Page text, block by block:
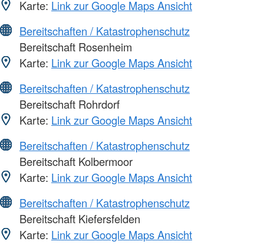
Karte: Link zur Google Maps Ansicht
Bereitschaften / Katastrophenschutz
Bereitschaft Rosenheim
Karte: Link zur Google Maps Ansicht
Bereitschaften / Katastrophenschutz
Bereitschaft Rohrdorf
Karte: Link zur Google Maps Ansicht
Bereitschaften / Katastrophenschutz
Bereitschaft Kolbermoor
Karte: Link zur Google Maps Ansicht
Bereitschaften / Katastrophenschutz
Bereitschaft Kiefersfelden
Karte: Link zur Google Maps Ansicht